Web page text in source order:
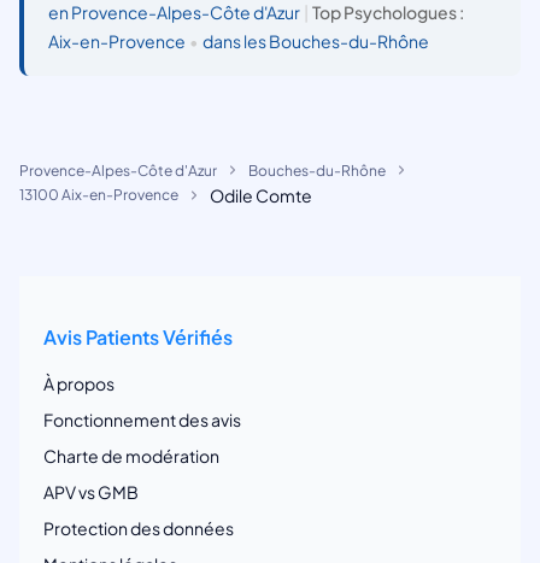
en Provence-Alpes-Côte d'Azur
Top Psychologues :
Aix-en-Provence • dans les Bouches-du-Rhône
Provence-Alpes-Côte d'Azur
Bouches-du-Rhône
13100 Aix-en-Provence
Odile Comte
Avis Patients Vérifiés
À propos
Fonctionnement des avis
Charte de modération
APV vs GMB
Protection des données